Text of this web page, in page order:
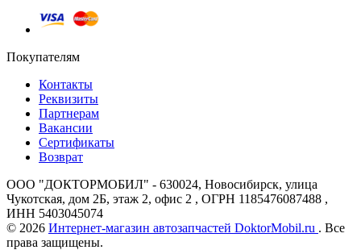
Покупателям
Контакты
Реквизиты
Партнерам
Вакансии
Сертификаты
Возврат
ООО "ДОКТОРМОБИЛ" - 630024, Новосибирск, улица
Чукотская, дом 2Б, этаж 2, офис 2 , ОГРН 1185476087488 ,
ИНН 5403045074
© 2026 Интернет-магазин автозапчастей DoktorMobil.ru . Все
права защищены.